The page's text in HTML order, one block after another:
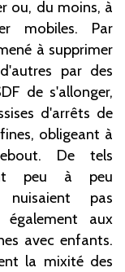
ou, du moins, à
mobiles. Par
à supprimer
par des
de s'allonger,
d'arrêts de
obligeant à
De tels
peu à peu
pas
aux
avec enfants.
la mixité des